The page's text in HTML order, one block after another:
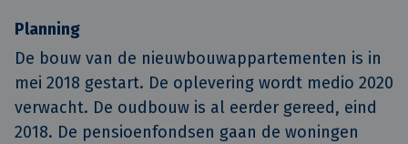
Planning
De bouw van de nieuwbouwappartementen is in
mei 2018 gestart. De oplevering wordt medio 2020
verwacht. De oudbouw is al eerder gereed, eind
2018. De pensioenfondsen gaan de woningen